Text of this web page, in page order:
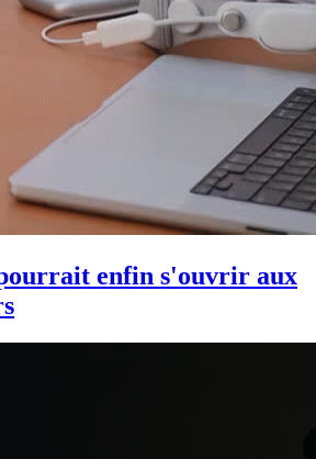
enfin s'ouvrir aux